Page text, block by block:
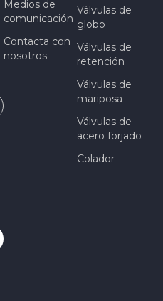
Medios de
comunicación
Contacta con
nosotros
Válvulas de
globo
Válvulas de
retención
Válvulas de
mariposa
Válvulas de
acero forjado
Colador